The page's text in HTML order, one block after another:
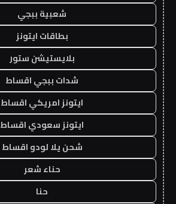
شعبية ببجي
بطاقات ايتونز
بلايستيشن ستور
شدات ببجي اقساط
ايتونز امريكي اقساط
ايتونز سعودي اقساط
شحن يلا لودو اقساط
حناء شعر
حنا